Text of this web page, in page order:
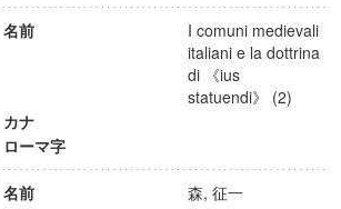
名前
I comuni medievali
italiani e la dottrina
di 《ius
statuendi》 (2)
カナ
ローマ字
名前 森, 征一